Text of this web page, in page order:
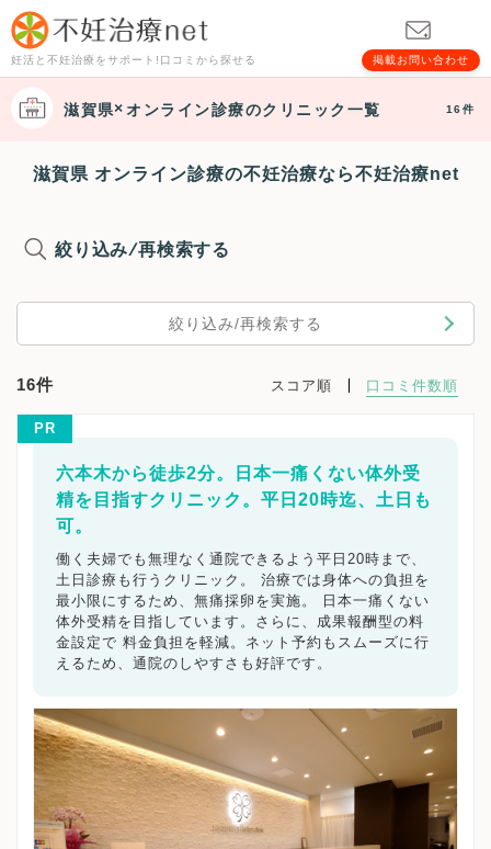
妊活と不妊治療をサポート!口コミから探せる 掲載お問い合わせ
滋賀県 オンライン診療のクリニック一覧 16件
滋賀県 オンライン診療の不妊治療なら不妊治療net
絞り込み/再検索する
絞り込み/再検索する
16件 スコア順 口コミ件数順
PR
六本木から徒歩2分。日本一痛くない体外受
精を目指すクリニック。平日20時迄、土日も
可。
働く夫婦でも無理なく通院できるよう平日20時まで、
土日診療も行うクリニック。 治療では身体への負担を
最小限にするため、無痛採卵を実施。 日本一痛くない
体外受精を目指しています。さらに、成果報酬型の料
金設定で 料金負担を軽減。ネット予約もスムーズに行
えるため、通院のしやすさも好評です。